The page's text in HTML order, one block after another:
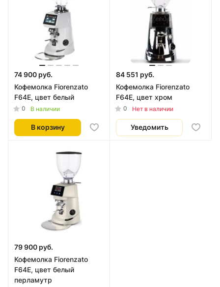
74 900 руб.
Кофемолка Fiorenzato
F64E, цвет белый
0 В наличии
В корзину
84 551 руб.
Кофемолка Fiorenzato
F64E, цвет хром
0 Нет в наличии
Уведомить
79 900 руб.
Кофемолка Fiorenzato
F64E, цвет белый
перламутр